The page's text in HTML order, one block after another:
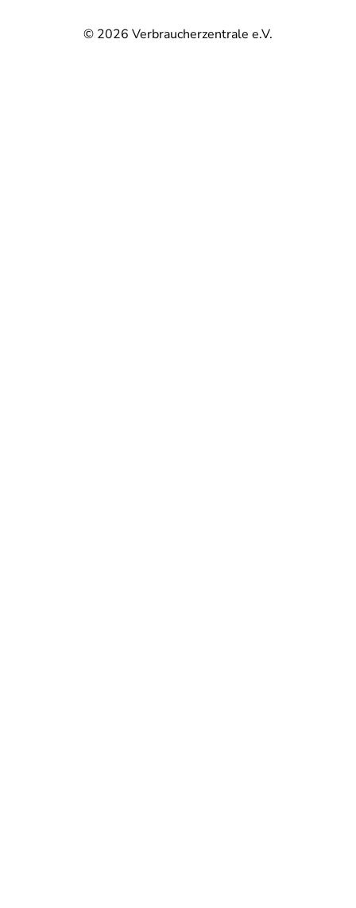
© 2026 Verbraucherzentrale e.V.